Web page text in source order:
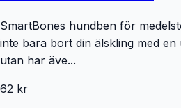
SmartBones hundben för
inte bara bort din älskling med
utan har äve...
62 kr